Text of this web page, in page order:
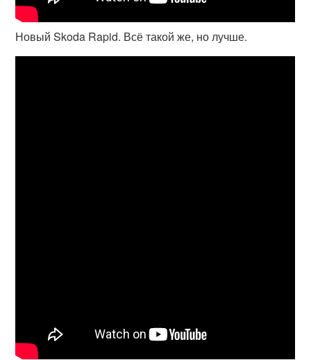
Новый Skoda Rapid. Всё такой же, но лучше.